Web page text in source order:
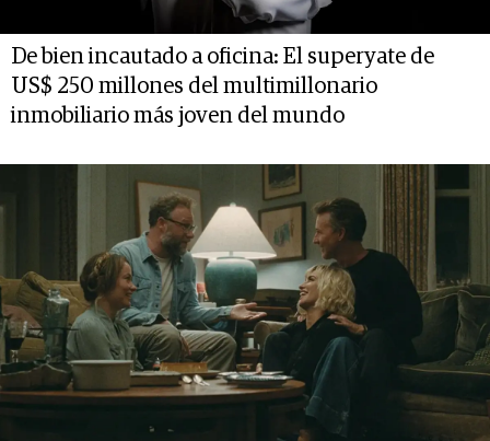
De bien incautado a oficina: El superyate de
US$ 250 millones del multimillonario
inmobiliario más joven del mundo